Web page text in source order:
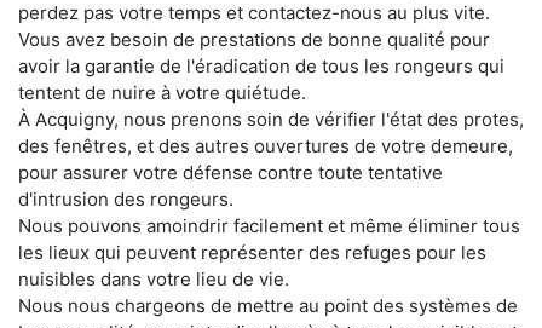
perdez pas votre temps et contactez-nous au plus vite.
Vous avez besoin de prestations de bonne qualité pour
avoir la garantie de l'éradication de tous les rongeurs qui
tentent de nuire à votre quiétude.
À Acquigny, nous prenons soin de vérifier l'état des protes,
des fenêtres, et des autres ouvertures de votre demeure,
pour assurer votre défense contre toute tentative
d'intrusion des rongeurs.
Nous pouvons amoindrir facilement et même éliminer tous
les lieux qui peuvent représenter des refuges pour les
nuisibles dans votre lieu de vie.
Nous nous chargeons de mettre au point des systèmes de